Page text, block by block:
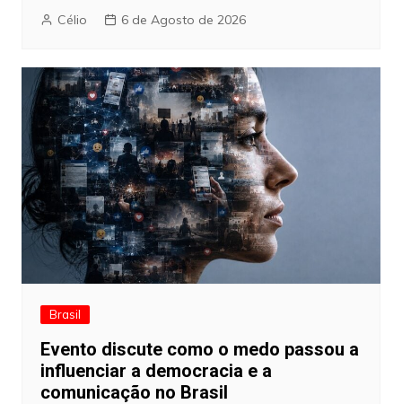
Célio 6 de Agosto de 2026
Brasil
Evento discute como o medo passou a
influenciar a democracia e a
comunicação no Brasil